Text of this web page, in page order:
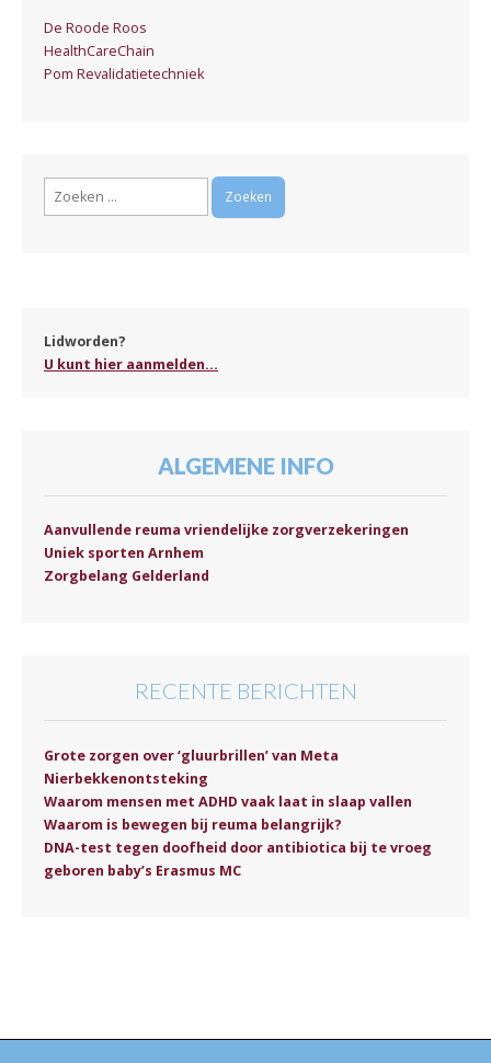
De Roode Roos
HealthCareChain
Pom Revalidatietechniek
Zoeken
Lidworden?
U kunt hier aanmelden...
ALGEMENE INFO
Aanvullende reuma vriendelijke zorgverzekeringen
Uniek sporten Arnhem
Zorgbelang Gelderland
RECENTE BERICHTEN
Grote zorgen over ‘gluurbrillen’ van Meta
Nierbekkenontsteking
Waarom mensen met ADHD vaak laat in slaap vallen
Waarom is bewegen bij reuma belangrijk?
DNA-test tegen doofheid door antibiotica bij te vroeg
geboren baby’s Erasmus MC